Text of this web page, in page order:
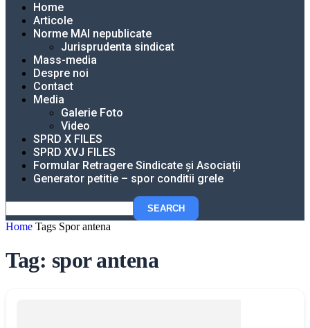
Home
Articole
Norme MAI nepublicate
Jurisprudenta sindicat
Mass-media
Despre noi
Contact
Media
Galerie Foto
Video
SPRD X FILES
SPRD XVJ FILES
Formular Retragere Sindicate și Asociații
Generator petitie – spor conditii grele
Home Tags Spor antena
Tag: spor antena